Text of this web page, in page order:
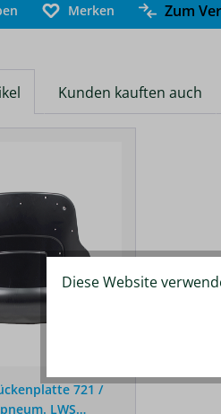
Merken Zum
Kunden kauften auch
721 /
LWS
Diese Website